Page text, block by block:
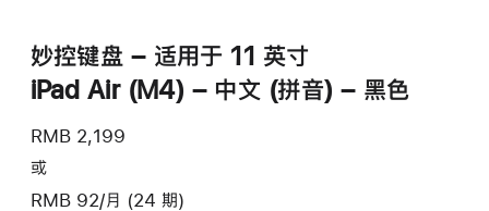
妙控键盘 – 适用于 11 英寸
iPad Air (M4) – 中文 (拼音) – 黑色
RMB 2,199
或
RMB 92/月 (24 期)